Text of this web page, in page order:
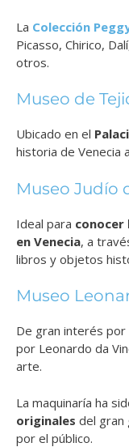
La Colección
Picasso, Chirico,
otros.
Museo de
Ubicado en el
historia de Venecia
Museo Judío
Ideal para conocer
en Venecia, a
libros y objetos
Museo
De gran interés por
por Leonardo da
arte.
La maquinaría ha
originales del gran
por el público.